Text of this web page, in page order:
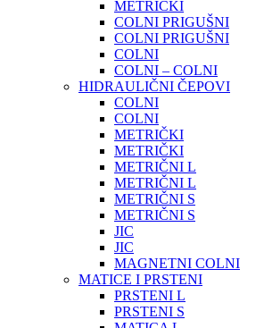
METRIČKI
COLNI PRIGUŠNI
COLNI PRIGUŠNI
COLNI
COLNI – COLNI
HIDRAULIČNI ČEPOVI
COLNI
COLNI
METRIČKI
METRIČKI
METRIČNI L
METRIČNI L
METRIČNI S
METRIČNI S
JIC
JIC
MAGNETNI COLNI
MATICE I PRSTENI
PRSTENI L
PRSTENI S